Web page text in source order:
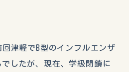
津軽でB型のインフルエンザ
したが、現在、学級閉鎖に